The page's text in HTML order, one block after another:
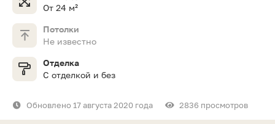
От 24 м²
Потолки
Не известно
Отделка
С отделкой и без
Обновлено 17 августа 2020 года 2836 просмотров